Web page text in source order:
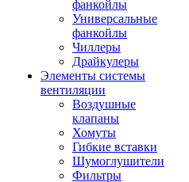
фанкойлы
Универсальные
фанкойлы
Чиллеры
Драйкулеры
Элементы системы
вентиляции
Воздушные
клапаны
Хомуты
Гибкие вставки
Шумоглушители
Фильтры